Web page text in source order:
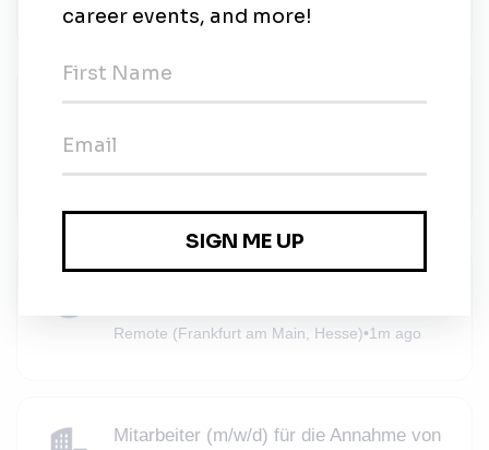
Post Doc Sustainable Data-Driven
1m ago
Remote (Frankfurt am Main, Hesse)•1m ago
Mitarbeiter (m/w/d) für die Annahme von